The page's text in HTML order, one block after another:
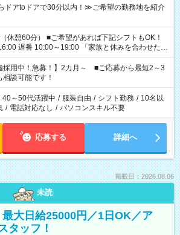
ドアtoドアで30分以内！≫ご希望の勤務地を紹介
望があれば下記シフトもOK！
10:00～19:00 「家族と休みを合わせた
持って夕飯の準備がしたい」 「できれば残業はし
、ご希望を教えてくださいね。 ※Wワーク希望
のお仕事で希望する勤務時間と、もう1つのお仕事
合計で週40時間を超える場合は応募できません。
採用中！急募！】2カ月～ ■ご応募から最短2～3
相談可能です！
40～50代活躍中 / 服装自由 / シフト勤務 / 10名以
/ 電話対応なし / パソコンスキル不要
応募する 詳細へ
掲載日：2026.08.06
未読
最大日給25000円／1日OK／ア
タッフ！